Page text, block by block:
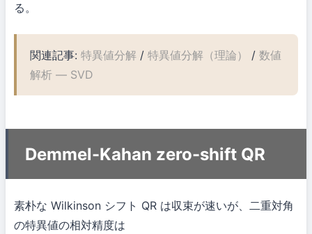
る。
関連記事:特異値分解 /特異値分解（理論） /数値
解析 — SVD
Demmel-Kahan zero-shift QR
素朴な Wilkinson シフト QR は収束が速いが、二重対角
の特異値の相対精度は